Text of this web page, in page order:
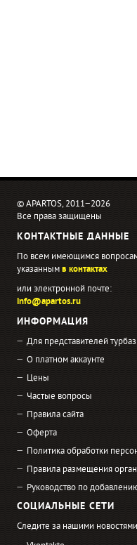
© APARTOS, 2011−2026
Все права защищены
КОНТАКТНЫЕ ДАННЫЕ
По всем имеющимся
указаннымв контактах
или электронной почте:
info@apartos.ru
ИНФОРМАЦИЯ
Для представителей
О платном аккаунте
Цены
Частые вопросы
Правила сайта
Оферта
Политика обработки
Правила размещения
Руководство по
СОЦИАЛЬНЫЕ СЕТИ
Следите за нашими